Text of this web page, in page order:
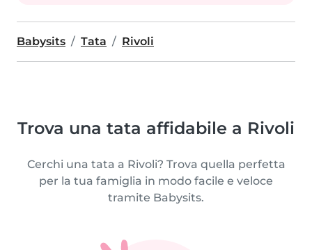
Babysits Tata Rivoli
Trova una tata affidabile a Rivoli
Cerchi una tata a Rivoli? Trova quella perfetta
per la tua famiglia in modo facile e veloce
tramite Babysits.